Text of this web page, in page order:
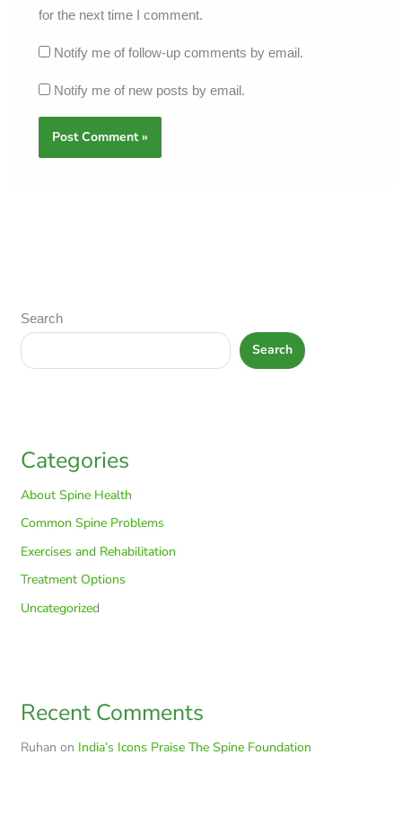
for the next time I comment.
Notify me of follow-up comments by email.
Notify me of new posts by email.
Search
Search
Categories
About Spine Health
Common Spine Problems
Exercises and Rehabilitation
Treatment Options
Uncategorized
Recent Comments
Ruhan on India’s Icons Praise The Spine Foundation